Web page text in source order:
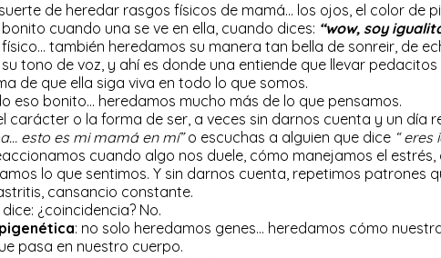
de heredar rasgos físicos de mamá… los ojos, el color de
cuando una se ve en ella, cuando dices: “wow, soy
también heredamos su manera tan bella de sonreir, de
tono de voz, y ahí es donde una entiende que llevar
de que ella siga viva en todo lo que somos.
eso bonito… heredamos mucho más de lo que pensamos.
carácter o la forma de ser, a veces sin darnos cuenta y un día
esto es mi mamá en mí”o escuchas a alguien que dice “
cuando algo nos duele, cómo manejamos el
lo que sentimos. Y sin darnos cuenta, repetimos patrones
cansancio constante.
¿coincidencia? No.
: no solo heredamos genes… heredamos cómo
pasa en nuestro cuerpo.